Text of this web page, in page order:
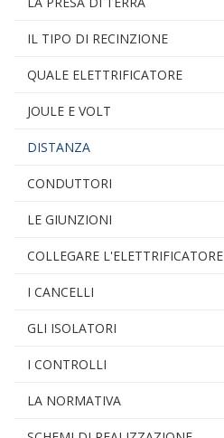
IL TIPO DI RECINZIONE
QUALE ELETTRIFICATORE
JOULE E VOLT
DISTANZA
CONDUTTORI
LE GIUNZIONI
COLLEGARE L'ELETTRIFICATORE
I CANCELLI
GLI ISOLATORI
I CONTROLLI
LA NORMATIVA